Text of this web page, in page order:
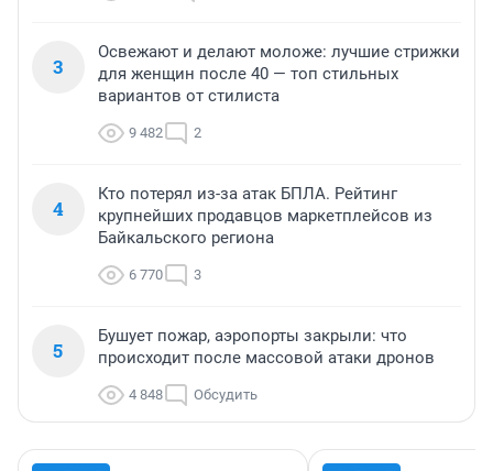
3
Освежают и делают моложе: лучшие стрижки
для женщин после 40 — топ стильных
вариантов от стилиста
9 482 2
4
Кто потерял из-за атак БПЛА. Рейтинг
крупнейших продавцов маркетплейсов из
Байкальского региона
6 770 3
5
Бушует пожар, аэропорты закрыли: что
происходит после массовой атаки дронов
4 848 Обсудить